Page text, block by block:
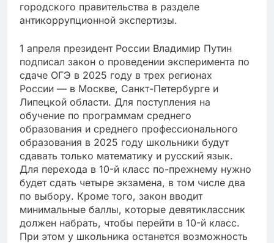
городского правительства в разделе
антикоррупционной экспертизы.
1 апреля президент России Владимир Путин
подписал закон о проведении эксперимента по
сдаче ОГЭ в 2025 году в трех регионах
России — в Москве, Санкт-Петербурге и
Липецкой области. Для поступления на
обучение по программам среднего
образования и среднего профессионального
образования в 2025 году школьники будут
сдавать только математику и русский язык.
Для перехода в 10-й класс по-прежнему нужно
будет сдать четыре экзамена, в том числе два
по выбору. Кроме того, закон вводит
минимальные баллы, которые девятиклассник
должен набрать, чтобы перейти в 10-й класс.
При этом у школьника останется возможность